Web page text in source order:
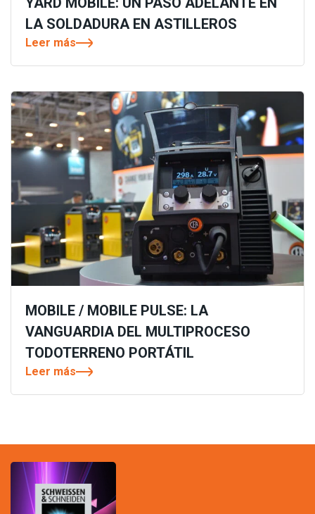
LA SOLDADURA EN ASTILLEROS
Leer más
MOBILE / MOBILE PULSE: LA
VANGUARDIA DEL MULTIPROCESO
TODOTERRENO PORTÁTIL
Leer más